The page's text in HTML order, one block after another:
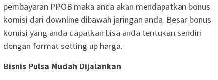
pembayaran PPOB maka anda akan mendapatkan bonus
komisi dari downline dibawah jaringan anda. Besar bonus
komisi yang anda dapatkan bisa anda tentukan sendiri
dengan format setting up harga.
Bisnis Pulsa Mudah Dijalankan